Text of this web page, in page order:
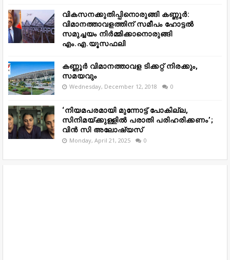
വികസനക്കുതിപ്പിനൊരുങ്ങി കണ്ണൂർ:
വിമാനത്താവളത്തിന് സമീപം ഹോട്ടൽ
സമുച്ചയം നിർമ്മിക്കാനൊരുങ്ങി
എം.എ.യൂസഫലി
കണ്ണൂർ വിമാനത്താവള ടിക്കറ്റ് നിരക്കും,
സമയവും
Wednesday, December 12, 2018 0
‘നിയമപരമായി മുന്നോട്ട് പോകില്ല,
സിനിമയ്ക്കുള്ളിൽ പരാതി പരിഹരിക്കണം’;
വിൻ സി അലോഷ്യസ്
Monday, April 21, 2025 0